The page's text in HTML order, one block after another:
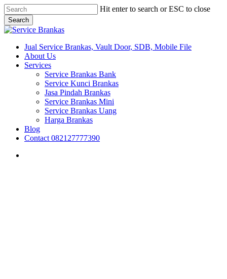
Skip
to
main
content
Hit enter to search or ESC to close
Search
Close
search
Menu
Jual Service Brankas, Vault Door, SDB, Mobile File
About Us
Services
Service Brankas Bank
Service Kunci Brankas
Jasa Pindah Brankas
Service Brankas Mini
Service Brankas Uang
Harga Brankas
Blog
Contact 082127777390